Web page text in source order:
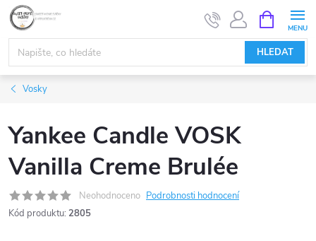
Přejít
obsah
HLEDAT
NÁKUPNÍ
KOŠÍK
Vosky
Yankee Candle VOSK
Vanilla Creme Brulée
Neohodnoceno Podrobnosti hodnocení
Kód produktu: 2805